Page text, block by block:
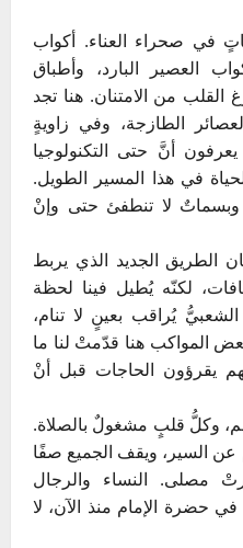
في صحراء العناء. أكواب
العصير البارد، وأطباق
القلب من الامتنان. هنا تجد
الطازجة، وفي زاويةٍ
أنَّ حتى التكنولوجيا
في هذا المسير الطويل.
وبسماتٌ لا تنطفئ حتى وإنْ
الطريق الجديد الذي يربط
لكنّه يُطيل فينا لحظة
يُراقب بعينٍ لا تنام،
المواكب هنا قدّمتْ لنا ما
يقرؤون الحاجات قبل أنْ
وكلُّ قلبٍ مشغولٌ بالصلاة.
عن السير، ويقف الجميع صفًا
مصلى. النساء والرجال
حضرة الإمام منذ الآن، لا